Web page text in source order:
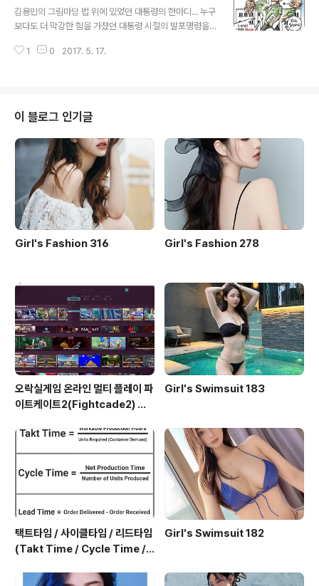
일 수 있도록 별도의 조명도 마련됐다. 1층에서 터치 스크
린을 이용해 원하는 차량을 곧바로 내려오게 할 수 있다. 총
색 및 재고 관리도 가능하다. 게리홍(Gary Hong) 오토반
김용민의 그림마당 법 위에 있었던 대통령의 한마디... 누구
보다도 더 막강한 힘을 가졌던 대통령 시절의 발포명령을
란... 이제 새로운 대통령의 한마디로 잘못된 것들이 바로
1 0 2017. 5. 17.
이 블로그 인기글
Girl's Fashion 316 Girl's Fashion 278
오락실게임 온라인 멀티 플레이 파
이트케이트2(Fightcade2) 설
Girl's Swimsuit 183
택트타임 / 사이클타임 / 리드타임
(Takt Time / Cycle Time / L
Girl's Swimsuit 182